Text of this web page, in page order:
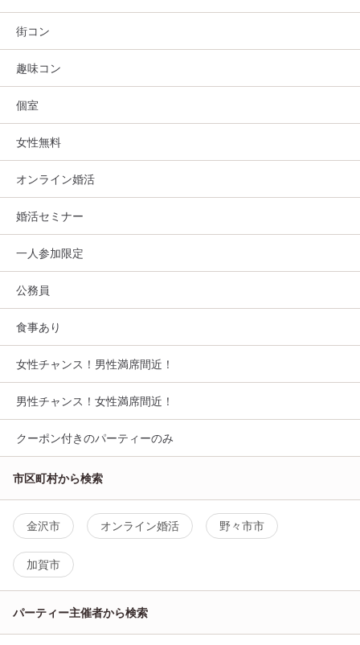
街コン
趣味コン
個室
女性無料
オンライン婚活
婚活セミナー
一人参加限定
公務員
食事あり
女性チャンス！男性満席間近！
男性チャンス！女性満席間近！
クーポン付きのパーティーのみ
市区町村から検索
金沢市 オンライン婚活 野々市市
加賀市
パーティー主催者から検索